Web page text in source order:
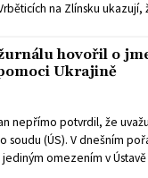
na Zlínsku ukazují,
pro ČTK.
hovořil o
Ukrajině
nepřímo potvrdil, že
soudu (ÚS). V dnešním
omezením v